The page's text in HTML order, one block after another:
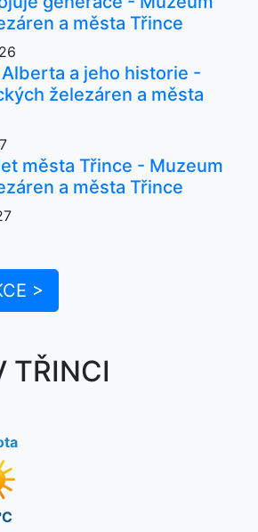
a města Třince
a jeho historie -
železáren a města
města Třince - Muzeum
a města Třince
>
TŘINCI